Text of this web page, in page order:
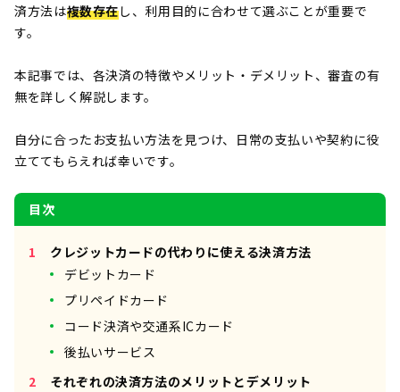
済方法は複数存在し、利用目的に合わせて選ぶことが重要で
す。
本記事では、各決済の特徴やメリット・デメリット、審査の有
無を詳しく解説します。
自分に合ったお支払い方法を見つけ、日常の支払いや契約に役
立ててもらえれば幸いです。
目次
クレジットカードの代わりに使える決済方法
デビットカード
プリペイドカード
コード決済や交通系ICカード
後払いサービス
それぞれの決済方法のメリットとデメリット